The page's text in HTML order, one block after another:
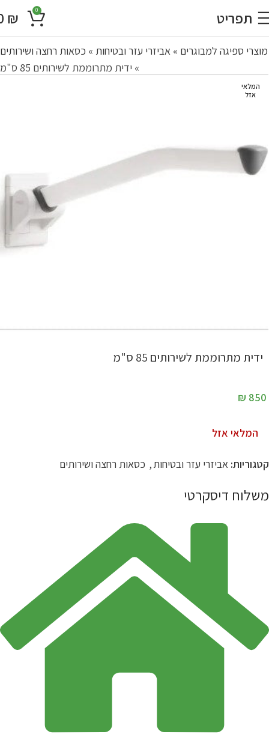
תפריט 0
₪
מוצרי ספיגה למבוגרים » אביזרי עזר ובטיחות » כסאות רחצה ושירותים
» ידית מתרוממת לשירותים 85 ס"מ
המלאי
אזל
ידית מתרוממת לשירותים 85 ס"מ
850
₪
המלאי אזל
קטגוריות: אביזרי עזר ובטיחות, כסאות רחצה ושירותים
משלוח דיסקרטי